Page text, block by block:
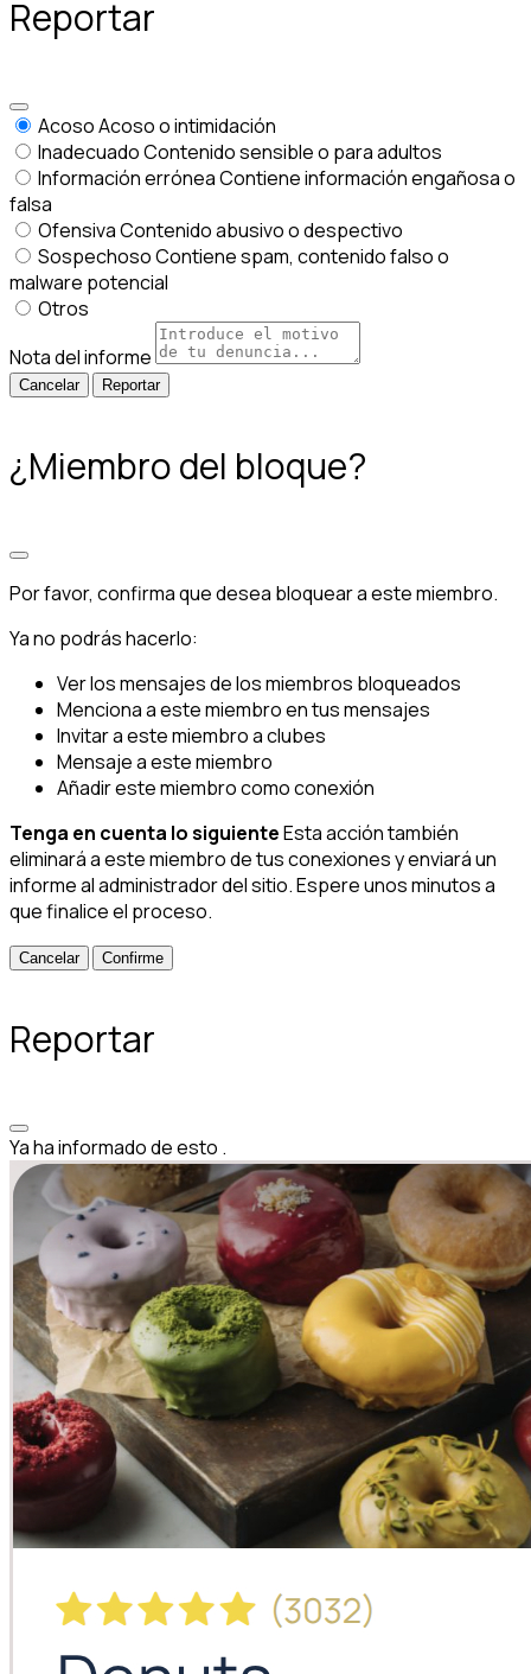
Reportar
AcosoAcoso o intimidación
InadecuadoContenido sensible o para adultos
Información erróneaContiene información engañosa o
falsa
OfensivaContenido abusivo o despectivo
SospechosoContiene spam, contenido falso o
malware potencial
Otros
Nota del informe
Reportar
¿Miembro del bloque?
Por favor, confirma que desea bloquear a este miembro.
Ya no podrás hacerlo:
Ver los mensajes de los miembros bloqueados
Menciona a este miembro en tus mensajes
Invitar a este miembro a clubes
Mensaje a este miembro
Añadir este miembro como conexión
Tenga en cuenta lo siguienteEsta acción también
eliminará a este miembro de tus conexiones y enviará un
informe al administrador del sitio. Espere unos minutos a
que finalice el proceso.
Confirme
Reportar
Ya ha informado de esto .